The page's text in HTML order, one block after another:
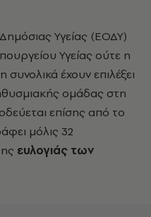
Υγείας (ΕΟΔΥ)
Υγείας ούτε η
έχουν επιλέξει
ομάδας στη
επίσης από το
μόλις 32
ευλογιάς των